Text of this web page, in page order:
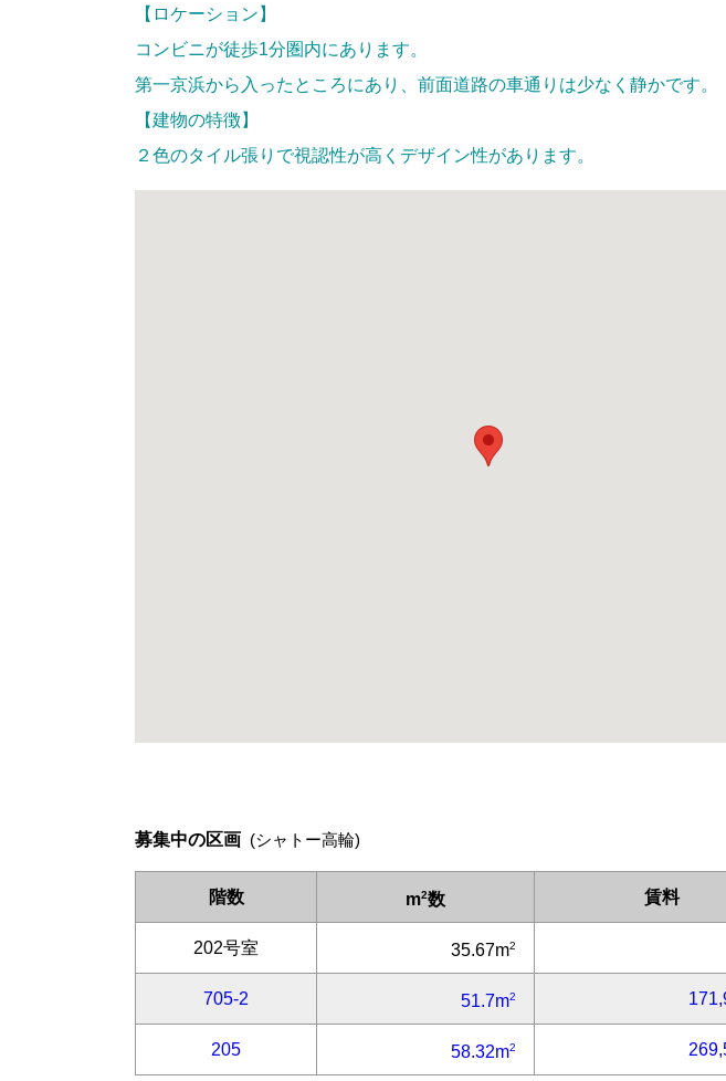
【ロケーション】
コンビニが徒歩1分圏内にあります。
第一京浜から入ったところにあり、前面道路の車通りは少なく静かです。
【建物の特徴】
２色のタイル張りで視認性が高くデザイン性があります。
募集中の区画 (シャトー高輪)